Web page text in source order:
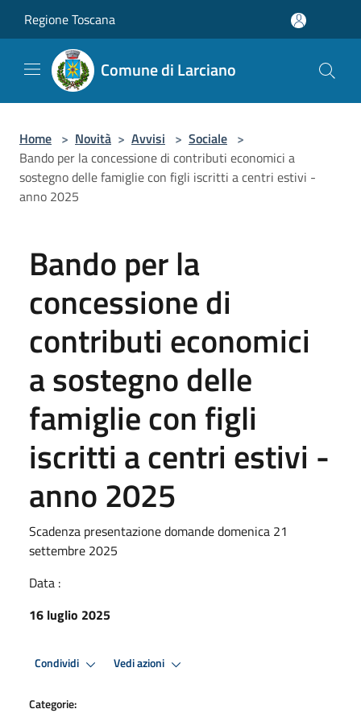
Regione Toscana
Comune di Larciano
Home > Novità > Avvisi > Sociale >
Bando per la concessione di contributi economici a
sostegno delle famiglie con figli iscritti a centri estivi -
anno 2025
Bando per la
concessione di
contributi economici
a sostegno delle
famiglie con figli
iscritti a centri estivi -
anno 2025
Scadenza presentazione domande domenica 21
settembre 2025
Data :
16 luglio 2025
Condividi Vedi azioni
Categorie: